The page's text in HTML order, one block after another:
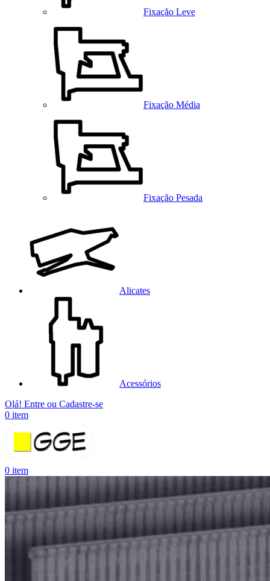
Fixação Leve
Fixação Média
Fixação Pesada
Alicates
Acessórios
Olá! Entre ou Cadastre-se
0 item
0 item